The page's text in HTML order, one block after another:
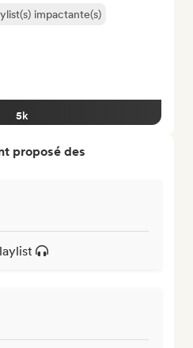
impactante(s)
5k
proposé des